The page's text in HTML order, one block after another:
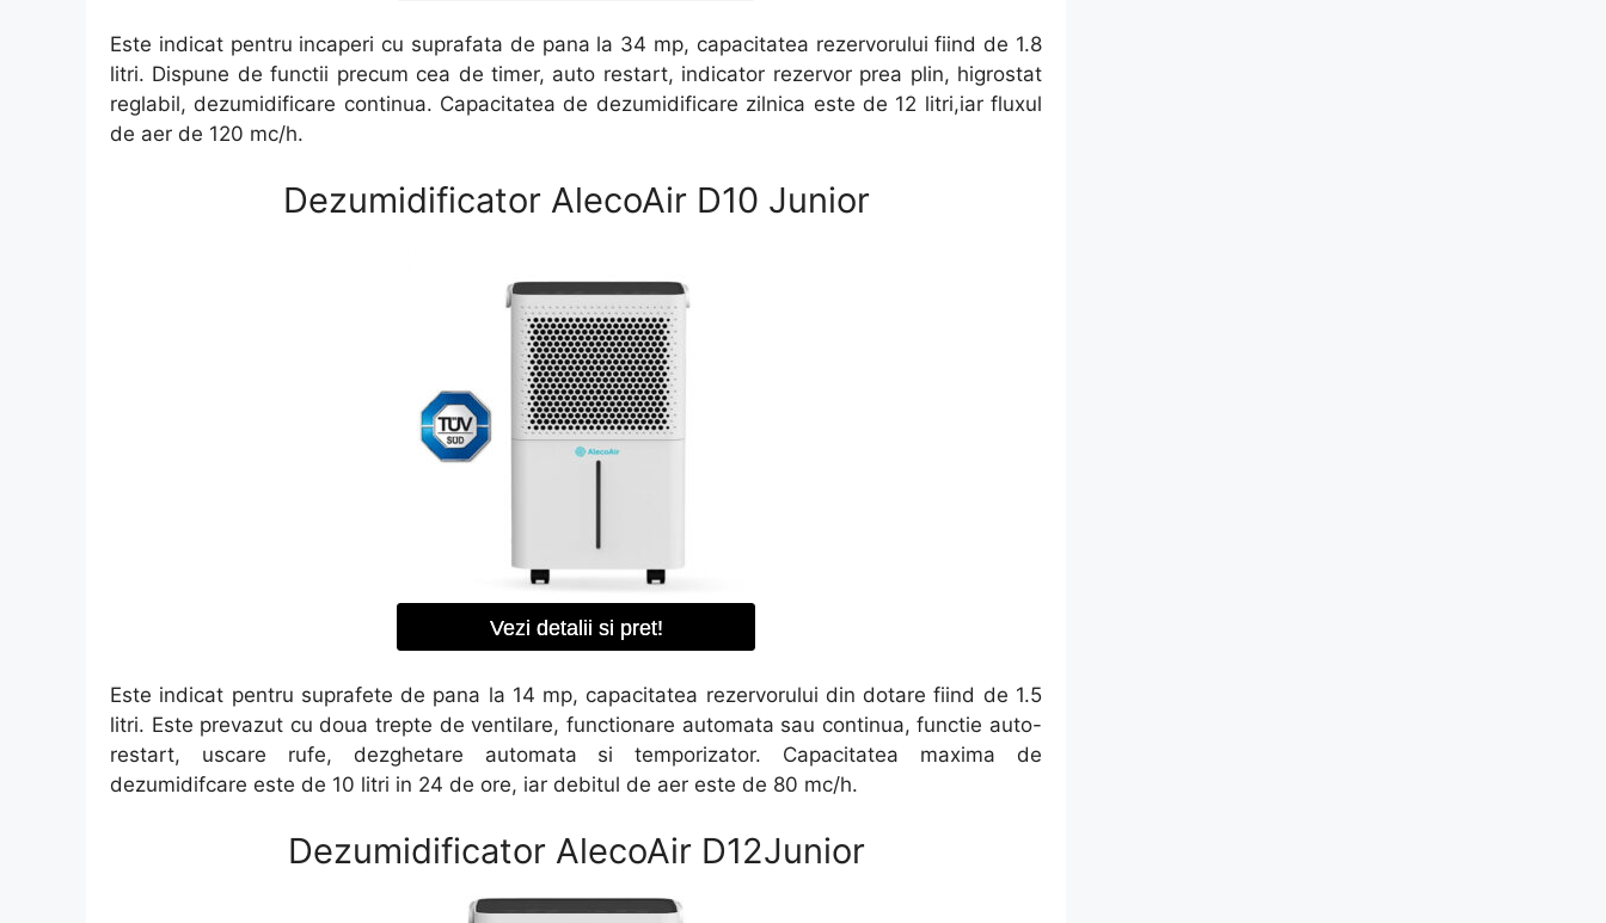
Este indicat pentru incaperi cu suprafata de pana la 34 mp, capacitatea rezervorului fiind de 1.8
litri. Dispune de functii precum cea de timer, auto restart, indicator rezervor prea plin, higrostat
reglabil, dezumidificare continua. Capacitatea de dezumidificare zilnica este de 12 litri,iar fluxul
de aer de 120 mc/h.
Dezumidificator AlecoAir D10 Junior
Vezi detalii si pret!
Este indicat pentru suprafete de pana la 14 mp, capacitatea rezervorului din dotare fiind de 1.5
litri. Este prevazut cu doua trepte de ventilare, functionare automata sau continua, functie auto-
restart, uscare rufe, dezghetare automata si temporizator. Capacitatea maxima de
dezumidifcare este de 10 litri in 24 de ore, iar debitul de aer este de 80 mc/h.
Dezumidificator AlecoAir D12Junior